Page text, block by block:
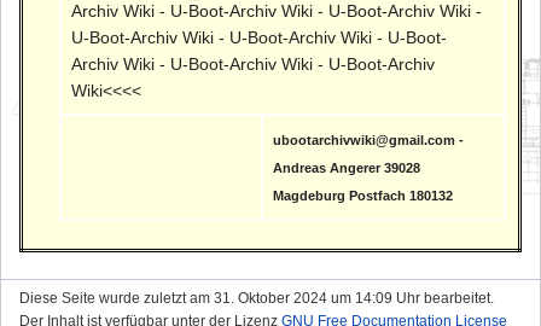
Archiv Wiki - U-Boot-Archiv Wiki - U-Boot-Archiv Wiki -
U-Boot-Archiv Wiki - U-Boot-Archiv Wiki - U-Boot-
Archiv Wiki - U-Boot-Archiv Wiki - U-Boot-Archiv
Wiki<<<<
ubootarchivwiki@gmail.com -
Andreas Angerer 39028
Magdeburg Postfach 180132
Diese Seite wurde zuletzt am 31. Oktober 2024 um 14:09 Uhr bearbeitet.
Der Inhalt ist verfügbar unter der Lizenz GNU Free Documentation License